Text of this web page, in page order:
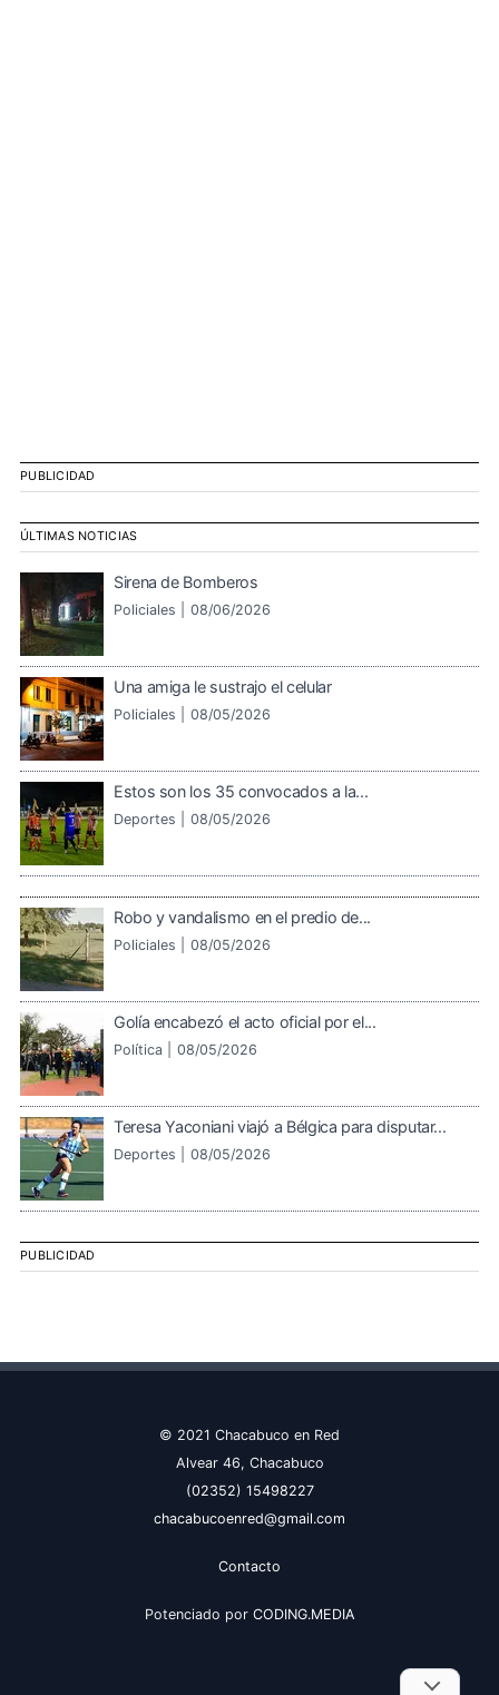
PUBLICIDAD
ÚLTIMAS NOTICIAS
Sirena de Bomberos
Policiales | 08/06/2026
Una amiga le sustrajo el celular
Policiales | 08/05/2026
Estos son los 35 convocados a la...
Deportes | 08/05/2026
Robo y vandalismo en el predio de...
Policiales | 08/05/2026
Golía encabezó el acto oficial por el...
Política | 08/05/2026
Teresa Yaconiani viajó a Bélgica para disputar...
Deportes | 08/05/2026
PUBLICIDAD
© 2021 Chacabuco en Red
Alvear 46, Chacabuco
(02352) 15498227
chacabucoenred@gmail.com
Contacto
Potenciado por CODING.MEDIA